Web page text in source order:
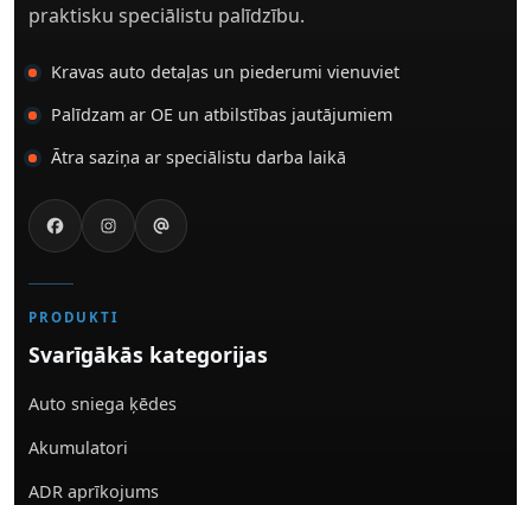
praktisku speciālistu palīdzību.
Kravas auto detaļas un piederumi vienuviet
Palīdzam ar OE un atbilstības jautājumiem
Ātra saziņa ar speciālistu darba laikā
PRODUKTI
Svarīgākās kategorijas
Auto sniega ķēdes
Akumulatori
ADR aprīkojums